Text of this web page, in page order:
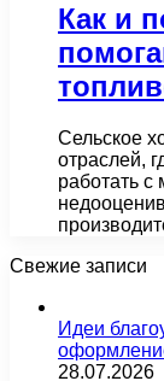
Как и
Сельское
отраслей,
работать с
Свежие записи
Идеи
28.07.2026